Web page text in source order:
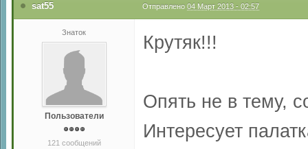
sat55 Отправлено 04 Март 2013 - 02:57
Знаток
Пользователи
121 сообщений
Крутяк!!!
Опять не в тему,
Интересует